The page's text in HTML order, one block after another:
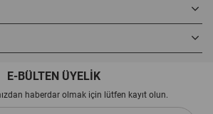
E-BÜLTEN ÜYELİK
haberdar olmak için lütfen kayıt olun.